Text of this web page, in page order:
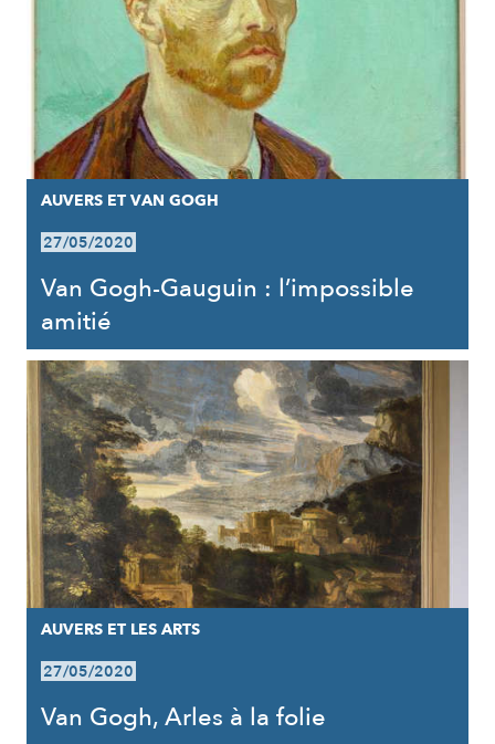
AUVERS ET VAN GOGH
27/05/2020
Van Gogh-Gauguin : l’impossible
amitié
AUVERS ET LES ARTS
27/05/2020
Van Gogh, Arles à la folie